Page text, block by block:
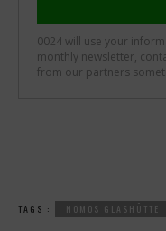
TAGS : NOMOS GLASHÜTTE